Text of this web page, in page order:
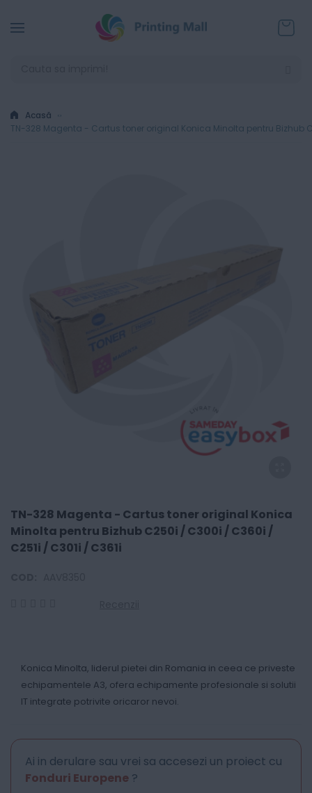
Acasă
TN-328 Magenta - Cartus toner original Konica Minolta pentru Bizhub
TN-328 Magenta - Cartus toner original Konica
Minolta pentru Bizhub C250i / C300i / C360i /
C251i / C301i / C361i
Konica Minolta, liderul pietei din Romania in ceea ce priveste
echipamentele A3, ofera echipamente profesionale si solutii
IT integrate potrivite oricaror nevoi.
Ai in derulare sau vrei sa accesezi un proiect cu
Fonduri Europene ?